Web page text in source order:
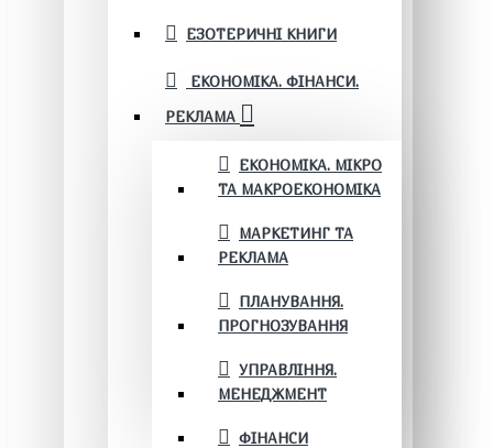
ЕЗОТЕРИЧНІ КНИГИ
ЕКОНОМІКА. ФІНАНСИ.
РЕКЛАМА
ЕКОНОМІКА. МІКРО
ТА МАКРОЕКОНОМІКА
МАРКЕТИНГ ТА
РЕКЛАМА
ПЛАНУВАННЯ.
ПРОГНОЗУВАННЯ
УПРАВЛІННЯ.
МЕНЕДЖМЕНТ
ФІНАНСИ